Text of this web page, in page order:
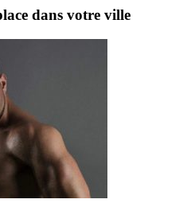
dans votre ville